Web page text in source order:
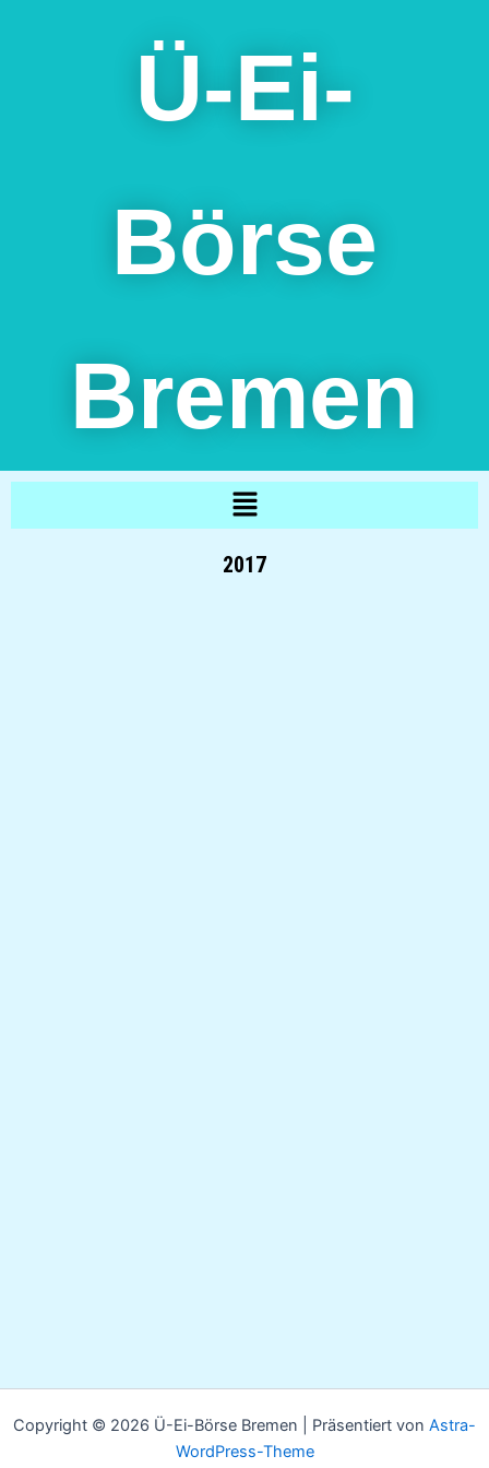
Ü-Ei-
Börse
Bremen
Menü
2017
Copyright © 2026 Ü-Ei-Börse Bremen | Präsentiert von Astra-
WordPress-Theme